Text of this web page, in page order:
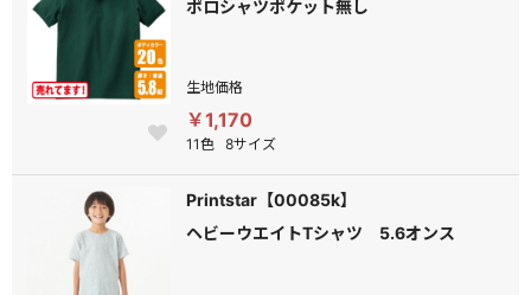
ポロシャツポケット無し
生地価格
￥1,170
11色 8サイズ
Printstar【00085k】
ヘビーウエイトTシャツ 5.6オンス